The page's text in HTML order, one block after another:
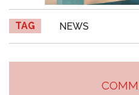
TAG NEWS